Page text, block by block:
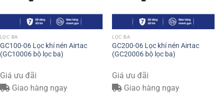
LỌC BA
GC100-06 Lọc khí nén Airtac
(GC10006 bộ lọc ba)
Giá ưu đãi
Giao hàng ngay
LỌC BA
GC200-06 Lọc khí nén Airtac
(GC20006 bộ lọc ba)
Giá ưu đãi
Giao hàng ngay